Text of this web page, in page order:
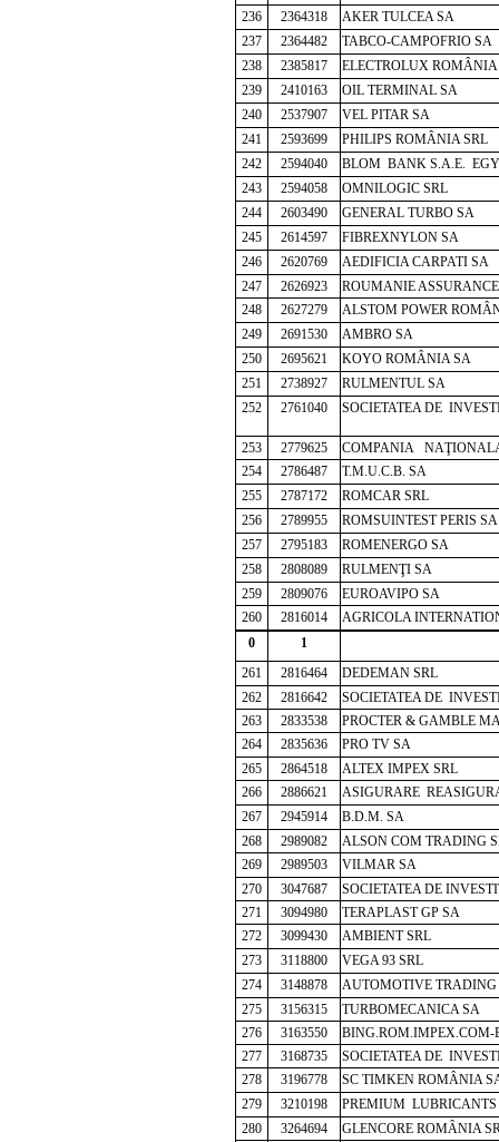
236 2364318
AKER TULCEA SA
237
2364482
TABCO-CAMPOFRIO SA
238
2385817
ELECTROLUX
239
2410163
OIL TERMINAL SA
240
2537907
VEL PITAR SA
241
2593699
PHILIPS ROMÂNIA SRL
242
2594040
BLOM BANK S.A.E.
243
2594058
OMNILOGIC SRL
244
2603490
GENERAL TURBO SA
245
2614597
FIBREXNYLON SA
246
2620769
AEDIFICIA CARPATI SA
247
2626923
ROUMANIE
248
2627279
ALSTOM POWER
249
2691530
AMBRO SA
250
2695621
KOYO ROMÂNIA SA
251
2738927
RULMENTUL SA
252
2761040 SOCIETATEA DE
253 2779625
COMPANIA
254
2786487
T.M.U.C.B. SA
255
2787172
ROMCAR SRL
256
2789955
ROMSUINTEST PERIS SA
257
2795183
ROMENERGO SA
258
2808089
RULMENŢI SA
259
2809076
EUROAVIPO SA
260
2816014
AGRICOLA
0
1
261
2816464
DEDEMAN SRL
262
2816642
SOCIETATEA DE
263
2833538
PROCTER & GAMBLE
264
2835636
PRO TV SA
265
2864518
ALTEX IMPEX SRL
266
2886621
ASIGURARE
267
2945914
B.D.M. SA
268
2989082
ALSON COM TRADING
269
2989503
VILMAR SA
270
3047687
SOCIETATEA DE
271
3094980
TERAPLAST GP SA
272
3099430
AMBIENT SRL
273
3118800
VEGA 93 SRL
274
3148878
AUTOMOTIVE TRADING
275
3156315
TURBOMECANICA SA
276
3163550
BING.ROM.IMPEX.COM-
277
3168735
SOCIETATEA DE
278
3196778
SC TIMKEN ROMÂNIA
279
3210198
PREMIUM
280
3264694
GLENCORE ROMÂNIA